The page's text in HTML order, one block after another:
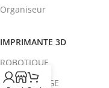
Organiseur
IMPRIMANTE 3D
ROBOTIQUE
PROTOTYPAGE